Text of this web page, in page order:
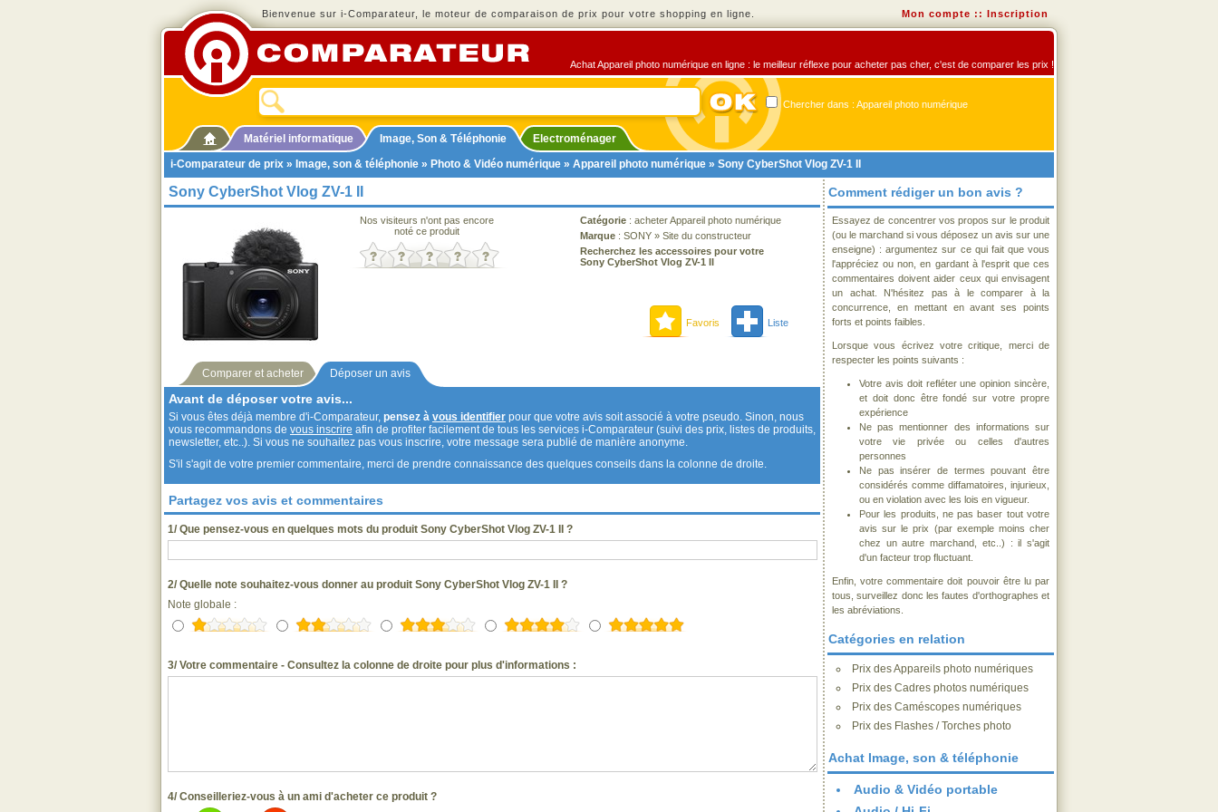
Bienvenue sur i-Comparateur, le moteur de comparaison de prix pour votre shopping en ligne. Mon compte :: Inscription
Achat Appareil photo numérique en ligne : le meilleur réflexe pour acheter pas cher, c'est de comparer les prix !
Chercher dans : Appareil photo numérique
Matériel informatique Image, Son & Téléphonie
Electroménager
i-Comparateur de prix » Image, son & téléphonie » Photo & Vidéo numérique » Appareil photo numérique » Sony CyberShot Vlog ZV-1 II
Sony CyberShot Vlog ZV-1 II
Nos visiteurs n'ont pas encore
noté ce produit
Catégorie : acheter Appareil photo numérique
Marque : SONY » Site du constructeur
Recherchez les accessoires pour votre
Sony CyberShot Vlog ZV-1 II
Favoris Liste
Comparer et acheter Déposer un avis
Avant de déposer votre avis...
Si vous êtes déjà membre d'i-Comparateur, pensez à vous identifier pour que votre avis soit associé à votre pseudo. Sinon, nous
vous recommandons de vous inscrire afin de profiter facilement de tous les services i-Comparateur (suivi des prix, listes de produits,
newsletter, etc..). Si vous ne souhaitez pas vous inscrire, votre message sera publié de manière anonyme.
S'il s'agit de votre premier commentaire, merci de prendre connaissance des quelques conseils dans la colonne de droite.
Partagez vos avis et commentaires
1/ Que pensez-vous en quelques mots du produit Sony CyberShot Vlog ZV-1 II ?
2/ Quelle note souhaitez-vous donner au produit Sony CyberShot Vlog ZV-1 II ?
Note globale :
3/ Votre commentaire - Consultez la colonne de droite pour plus d'informations :
4/ Conseilleriez-vous à un ami d'acheter ce produit ?
Comment rédiger un bon avis ?
Essayez de concentrer vos propos sur le produit
(ou le marchand si vous déposez un avis sur une
enseigne) : argumentez sur ce qui fait que vous
l'appréciez ou non, en gardant à l'esprit que ces
commentaires doivent aider ceux qui envisagent
un achat. N'hésitez pas à le comparer à la
concurrence, en mettant en avant ses points
forts et points faibles.
Lorsque vous écrivez votre critique, merci de
respecter les points suivants :
Votre avis doit refléter une opinion sincère,
et doit donc être fondé sur votre propre
expérience
Ne pas mentionner des informations sur
votre vie privée ou celles d'autres
personnes
Ne pas insérer de termes pouvant être
considérés comme diffamatoires, injurieux,
ou en violation avec les lois en vigueur.
Pour les produits, ne pas baser tout votre
avis sur le prix (par exemple moins cher
chez un autre marchand, etc..) : il s'agit
d'un facteur trop fluctuant.
Enfin, votre commentaire doit pouvoir être lu par
tous, surveillez donc les fautes d'orthographes et
les abréviations.
Catégories en relation
Prix des Appareils photo numériques
Prix des Cadres photos numériques
Prix des Caméscopes numériques
Prix des Flashes / Torches photo
Achat Image, son & téléphonie
Audio & Vidéo portable